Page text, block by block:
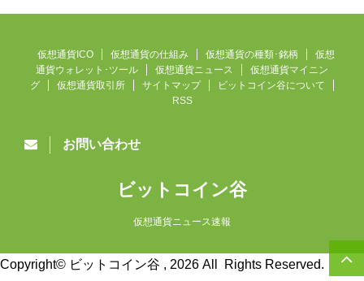
仮想通貨ICO 仮想通貨の仕組み 仮想通貨の種類･銘柄
仮想
通貨ウォレット･ツール
仮想通貨ニュース
仮想通貨マイニン
グ
仮想通貨取引所 サイトマップ
ビットコイン谷について
RSS
お問い合わせ
ビットコイン谷
仮想通貨ニュース速報
Copyright© ビットコイン谷 , 2026 All Rights Reserved.